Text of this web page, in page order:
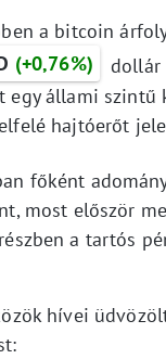
a bitcoin
(+0,76%)
dollár
egy állami szintű
hajtóerőt
főként
most először
a tartós
hívei